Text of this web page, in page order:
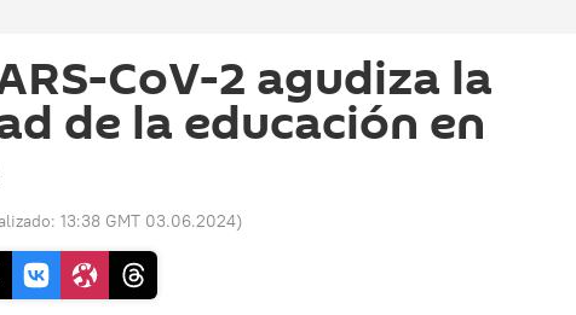
CoV-2 agudiza la
de la educación en
13:38 GMT 03.06.2024)